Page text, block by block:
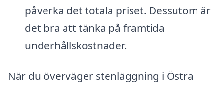
påverka det totala priset. Dessutom är
det bra att tänka på framtida
underhållskostnader.
När du överväger stenläggning i Östra